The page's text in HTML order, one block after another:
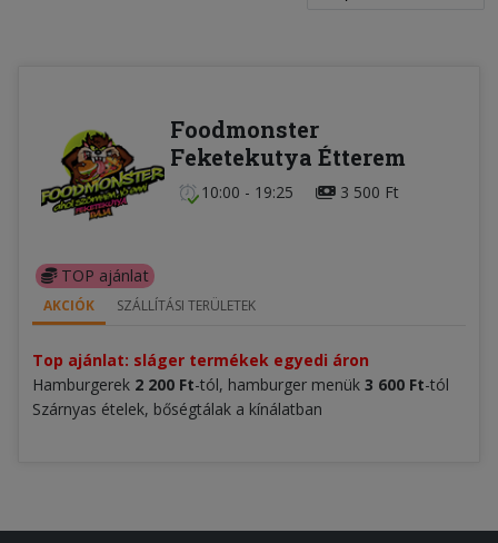
Foodmonster
Feketekutya Étterem
10:00 - 19:25 3 500 Ft
TOP ajánlat
AKCIÓK SZÁLLÍTÁSI TERÜLETEK
Top ajánlat: sláger termékek egyedi áron
Hamburgerek 2 200 Ft-tól, hamburger menük 3 600 Ft-tól
Szárnyas ételek, bőségtálak a kínálatban